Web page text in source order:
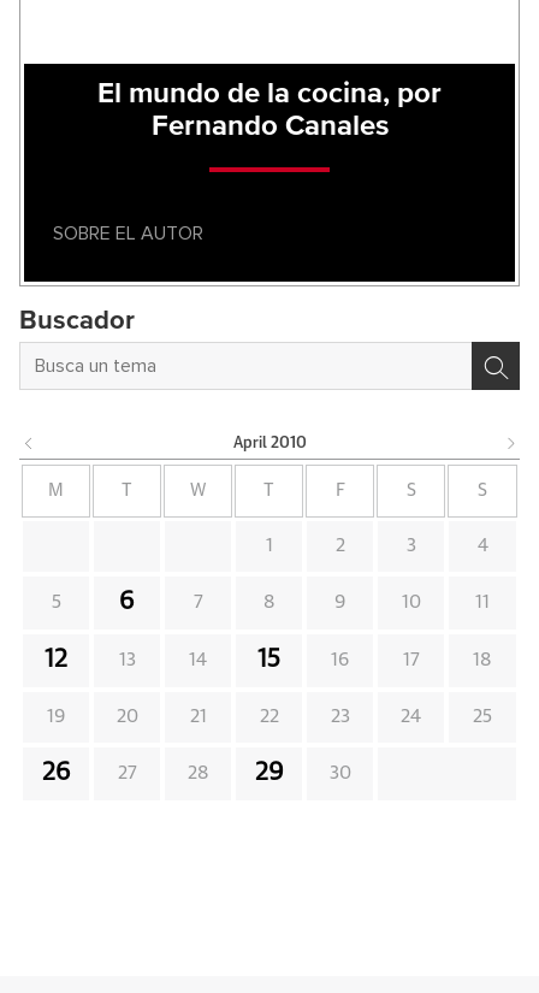
El mundo de la cocina, por
Fernando Canales
SOBRE EL AUTOR
Buscador
April 2010
M W F S S
1 2 3 4
5 6 7 8 9 10 11
12 13 14 15 16 17 18
19 20 21 22 23 24 25
26 27 28 29 30